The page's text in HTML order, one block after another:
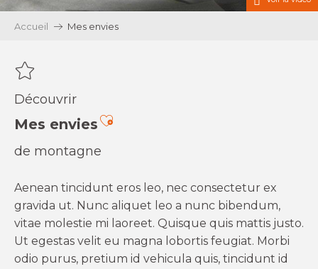
Accueil Mes envies
Découvrir
Mes enviesAjouter aux favoris
de montagne
Aenean tincidunt eros leo, nec consectetur ex
gravida ut. Nunc aliquet leo a nunc bibendum,
vitae molestie mi laoreet. Quisque quis mattis justo.
Ut egestas velit eu magna lobortis feugiat. Morbi
odio purus, pretium id vehicula quis, tincidunt id